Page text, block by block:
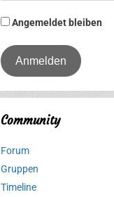
Angemeldet bleiben
Community
Forum
Gruppen
Timeline